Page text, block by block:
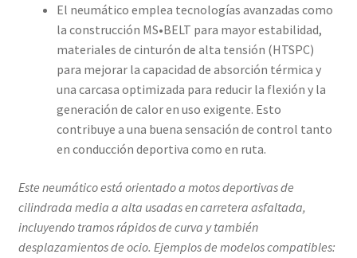
El neumático emplea tecnologías avanzadas como
la construcción MS•BELT para mayor estabilidad,
materiales de cinturón de alta tensión (HTSPC)
para mejorar la capacidad de absorción térmica y
una carcasa optimizada para reducir la flexión y la
generación de calor en uso exigente. Esto
contribuye a una buena sensación de control tanto
en conducción deportiva como en ruta.
Este neumático está orientado a motos deportivas de
cilindrada media a alta usadas en carretera asfaltada,
incluyendo tramos rápidos de curva y también
desplazamientos de ocio. Ejemplos de modelos compatibles: